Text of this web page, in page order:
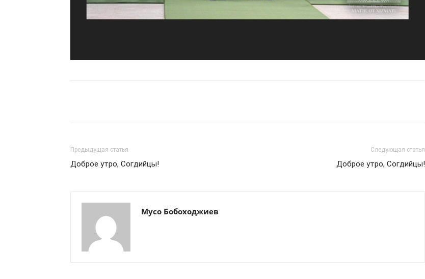
Предыдущая статья
Доброе утро, Согдийцы!
Следующая статья
Доброе утро, Согдийцы!
Мусо Бобоходжиев